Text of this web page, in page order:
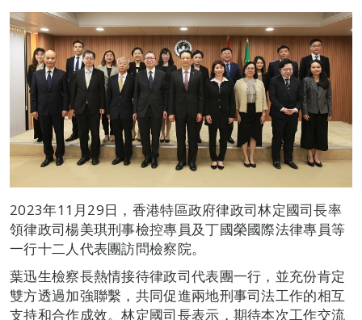
2023年11月29日，香港特區政府律政司林定國司長率
領律政司楊美琪刑事檢控專員及丁國榮國際法律專員等
一行十二人代表團訪問檢察院。
葉迅生檢察長熱情接待律政司代表團一行，並充份肯定
雙方透過加強聯繫，共同促進兩地刑事司法工作的相互
支持和合作成效。林定國司長表示，期待本次工作交流